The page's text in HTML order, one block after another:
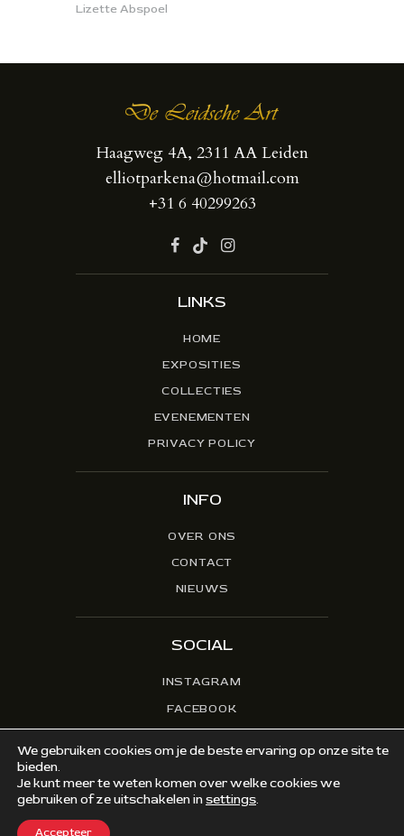
Lizette Abspoel
Haagweg 4A, 2311 AA Leiden
elliotparkena@hotmail.com
+31 6 40299263
LINKS
HOME
EXPOSITIES
COLLECTIES
EVENEMENTEN
PRIVACY POLICY
INFO
OVER ONS
CONTACT
NIEUWS
SOCIAL
INSTAGRAM
FACEBOOK
© 2026. VERENIGING DE LEIDSCHE ART. ALLE
We gebruiken cookies om je de beste ervaring op onze site te
bieden.
Je kunt meer te weten komen over welke cookies we
gebruiken of ze uitschakelen insettings.
Accepteer